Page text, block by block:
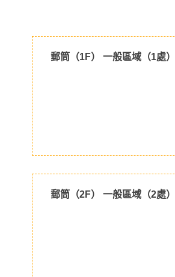
郵筒（1F） 一般區域（1處）
郵筒（2F） 一般區域（2處）